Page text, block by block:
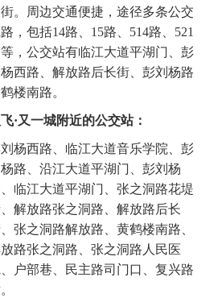
。周边交通便捷，途径多条公交
，包括14路、15路、514路、521
，公交站有临江大道平湖门、彭
西路、解放路后长街、彭刘杨路
楼南路。
·又一城附近的公交站：
杨西路、临江大道音乐学院、彭
路、沿江大道平湖门、彭刘杨
临江大道平湖门、张之洞路花堤
解放路张之洞路、解放路后长
张之洞路解放路、黄鹤楼南路、
路张之洞路、张之洞路人民医
、户部巷、民主路司门口、复兴路